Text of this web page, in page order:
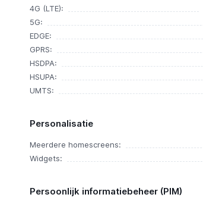
4G (LTE):
5G:
EDGE:
GPRS:
HSDPA:
HSUPA:
UMTS:
Personalisatie
Meerdere homescreens:
Widgets:
Persoonlijk informatiebeheer (PIM)